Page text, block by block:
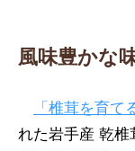
風味豊かな
「椎茸を育て
れた岩手産 乾椎